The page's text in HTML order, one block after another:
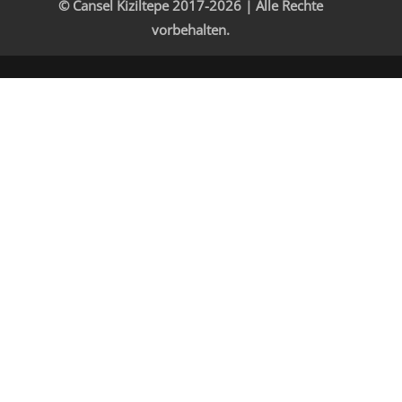
© Cansel Kiziltepe 2017-2026 | Alle Rechte
vorbehalten.